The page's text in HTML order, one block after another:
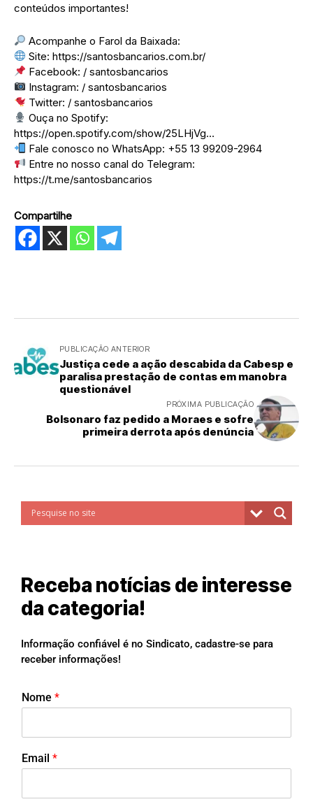
conteúdos importantes!
Acompanhe o Farol da Baixada:
Site: https://santosbancarios.com.br/
Facebook: / santosbancarios
Instagram: / santosbancarios
Twitter: / santosbancarios
Ouça no Spotify:
https://open.spotify.com/show/25LHjVg…
Fale conosco no WhatsApp: +55 13 99209-2964
Entre no nosso canal do Telegram:
https://t.me/santosbancarios
Compartilhe
PUBLICAÇÃO ANTERIOR
Justiça cede a ação descabida da Cabesp e
paralisa prestação de contas em manobra
questionável
PRÓXIMA PUBLICAÇÃO
Bolsonaro faz pedido a Moraes e sofre
primeira derrota após denúncia
Receba notícias de interesse
da categoria!
Informação confiável é no Sindicato, cadastre-se para
receber informações!
Nome *
Email *